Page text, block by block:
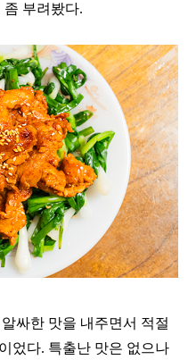
좀 부려봤다.
싸한 맛을 내주면서 적절
었다. 특출난 맛은 없으나